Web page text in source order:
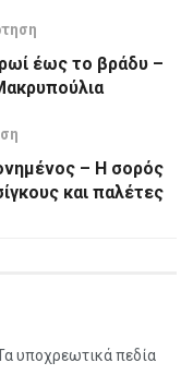
έως το βράδυ –
– Η σορός
και παλέτες
υποχρεωτικά πεδία